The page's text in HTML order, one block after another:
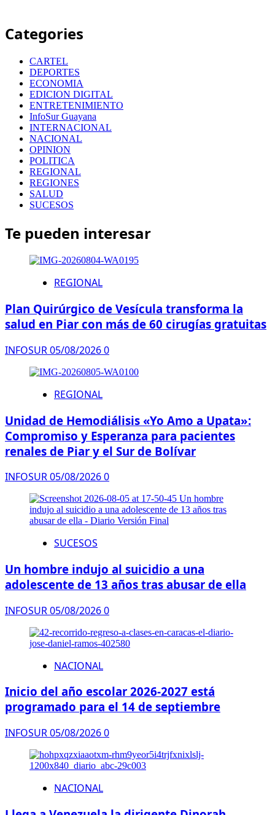
Categories
CARTEL
DEPORTES
ECONOMIA
EDICION DIGITAL
ENTRETENIMIENTO
InfoSur Guayana
INTERNACIONAL
NACIONAL
OPINION
POLITICA
REGIONAL
REGIONES
SALUD
SUCESOS
Te pueden interesar
REGIONAL
Plan Quirúrgico de Vesícula transforma la
salud en Piar con más de 60 cirugías gratuitas
INFOSUR05/08/20260
REGIONAL
Unidad de Hemodiálisis «Yo Amo a Upata»:
Compromiso y Esperanza para pacientes
renales de Piar y el Sur de Bolívar
INFOSUR05/08/20260
SUCESOS
Un hombre indujo al suicidio a una
adolescente de 13 años tras abusar de ella
INFOSUR05/08/20260
NACIONAL
Inicio del año escolar 2026-2027 está
programado para el 14 de septiembre
INFOSUR05/08/20260
NACIONAL